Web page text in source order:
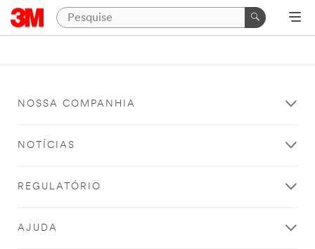
NOSSA COMPANHIA
NOTÍCIAS
REGULATÓRIO
AJUDA